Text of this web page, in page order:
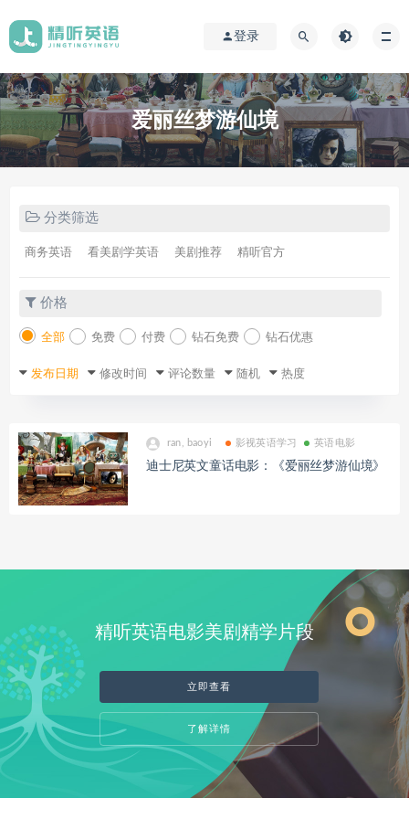
登录
爱丽丝梦游仙境
分类筛选
商务英语 看美剧学英语 美剧推荐 精听官方
价格
全部 免费 付费 钻石免费 钻石优惠
发布日期 修改时间 评论数量 随机 热度
ran, baoyi 影视英语学习 英语电影
迪士尼英文童话电影：《爱丽丝梦游仙境》
精听英语电影美剧精学片段
立即查看
了解详情